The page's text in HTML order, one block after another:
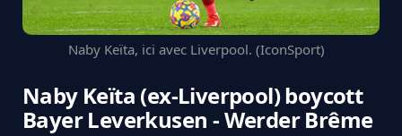
Naby Keïta, ici avec Liverpool. (IconSport)
Naby Keïta (ex-Liverpool) boycott
Bayer Leverkusen - Werder Brême